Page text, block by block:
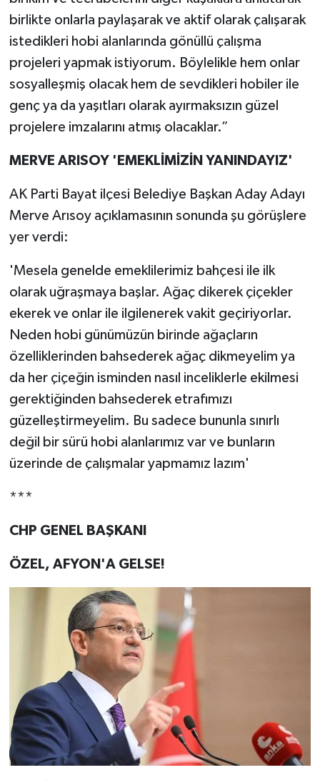
birlikte onlarla paylaşarak ve aktif olarak çalışarak
istedikleri hobi alanlarında gönüllü çalışma
projeleri yapmak istiyorum. Böylelikle hem onlar
sosyalleşmiş olacak hem de sevdikleri hobiler ile
genç ya da yaşıtları olarak ayırmaksızın güzel
projelere imzalarını atmış olacaklar.”
MERVE ARISOY 'EMEKLİMİZİN YANINDAYIZ'
AK Parti Bayat ilçesi Belediye Başkan Aday Adayı
Merve Arısoy açıklamasının sonunda şu görüşlere
yer verdi:
'Mesela genelde emeklilerimiz bahçesi ile ilk
olarak uğraşmaya başlar. Ağaç dikerek çiçekler
ekerek ve onlar ile ilgilenerek vakit geçiriyorlar.
Neden hobi günümüzün birinde ağaçların
özelliklerinden bahsederek ağaç dikmeyelim ya
da her çiçeğin isminden nasıl inceliklerle ekilmesi
gerektiğinden bahsederek etrafımızı
güzelleştirmeyelim. Bu sadece bununla sınırlı
değil bir sürü hobi alanlarımız var ve bunların
üzerinde de çalışmalar yapmamız lazım'
***
CHP GENEL BAŞKANI
ÖZEL, AFYON'A GELSE!